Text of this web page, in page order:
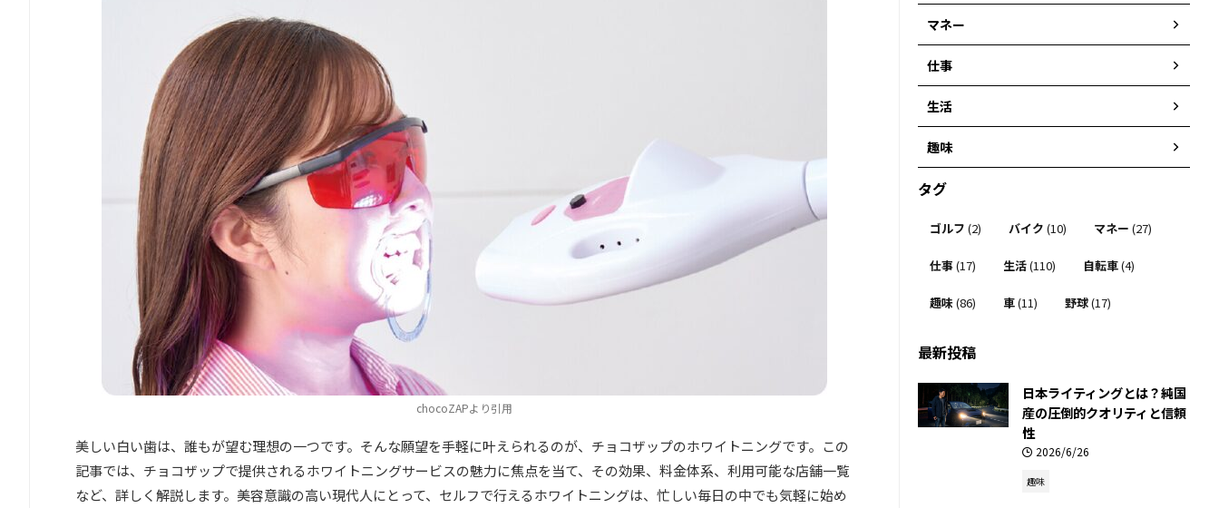
chocoZAPより引用
美しい白い歯は、誰もが望む理想の一つです。そんな願望を手軽に叶えられるのが、チョコザップのホワイトニングです。この
記事では、チョコザップで提供されるホワイトニングサービスの魅力に焦点を当て、その効果、料金体系、利用可能な店舗一覧
など、詳しく解説します。美容意識の高い現代人にとって、セルフで行えるホワイトニングは、忙しい毎日の中でも気軽に始め
マネー
仕事
生活
趣味
タグ
ゴルフ (2) バイク (10) マネー (27)
仕事(17) 生活(110) 自転車(4)
趣味 (86) 車(11) 野球(17)
最新投稿
日本ライティングとは？純国
産の圧倒的クオリティと信頼
性
2026/6/26
趣味